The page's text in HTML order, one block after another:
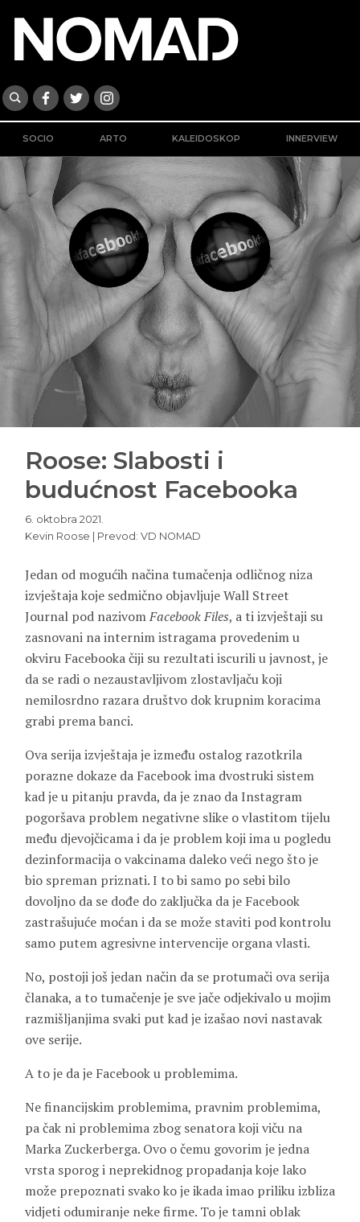
SOCIO ARTO KALEIDOSKOP INNERVIEW
Roose: Slabosti i
budućnost Facebooka
6. oktobra 2021.
Kevin Roose | Prevod: VD NOMAD
Jedan od mogućih načina tumačenja odličnog niza
izvještaja koje sedmično objavljuje Wall Street
Journal pod nazivomFacebook Files, a ti izvještaji su
zasnovani na internim istragama provedenim u
okviru Facebooka čiji su rezultati iscurili u javnost, je
da se radi o nezaustavljivom zlostavljaču koji
nemilosrdno razara društvo dok krupnim koracima
grabi prema banci.
Ova serija izvještaja je između ostalog razotkrila
porazne dokaze da Facebook ima dvostruki sistem
kad je u pitanju pravda, da je znao da Instagram
pogoršava problem negativne slike o vlastitom tijelu
među djevojčicama i da je problem koji ima u pogledu
dezinformacija o vakcinama daleko veći nego što je
bio spreman priznati. I to bi samo po sebi bilo
dovoljno da se dođe do zaključka da je Facebook
zastrašujuće moćan i da se može staviti pod kontrolu
samo putem agresivne intervencije organa vlasti.
No, postoji još jedan način da se protumači ova serija
članaka, a to tumačenje je sve jače odjekivalo u mojim
razmišljanjima svaki put kad je izašao novi nastavak
ove serije.
A to je da je Facebook u problemima.
Ne financijskim problemima, pravnim problemima,
pa čak ni problemima zbog senatora koji viču na
Marka Zuckerberga. Ovo o čemu govorim je jedna
vrsta sporog i neprekidnog propadanja koje lako
može prepoznati svako ko je ikada imao priliku izbliza
vidjeti odumiranje neke firme. To je tamni oblak